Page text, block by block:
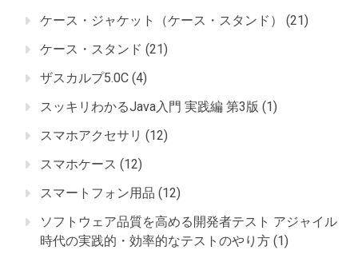
ケース・ジャケット（ケース・スタンド）
(21)
ケース・スタンド (21)
ザスカルプ5.0C (4)
スッキリわかるJava入門 実践編 第3版 (1)
スマホアクセサリ (12)
スマホケース (12)
スマートフォン用品 (12)
ソフトウェア品質を高める開発者テスト アジャイル
時代の実践的・効率的なテストのやり方 (1)